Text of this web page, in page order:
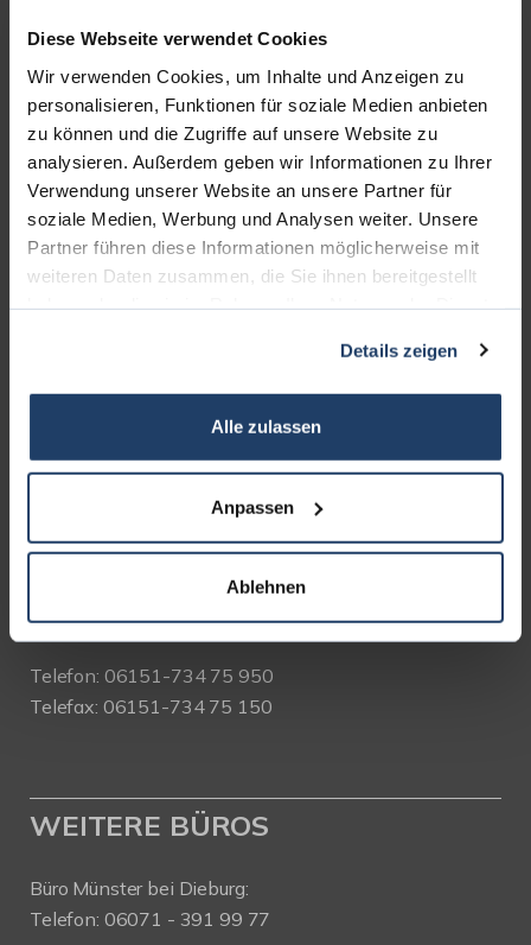
Diese Webseite verwendet Cookies
Wir verwenden Cookies, um Inhalte und Anzeigen zu
personalisieren, Funktionen für soziale Medien anbieten
zu können und die Zugriffe auf unsere Website zu
analysieren. Außerdem geben wir Informationen zu Ihrer
Verwendung unserer Website an unsere Partner für
soziale Medien, Werbung und Analysen weiter. Unsere
Partner führen diese Informationen möglicherweise mit
weiteren Daten zusammen, die Sie ihnen bereitgestellt
Details zeigen
Alle zulassen
Anpassen
Ablehnen
AUSZEICHNUNGEN
terrakon Immobilienberatung
Bad Nauheimer Straße 4
Bürozeiten:
Mo. - Fr. 9.00 - 18.00 Uhr
Sa. + So. nach Vereinbarung
Telefon: 06151-734 75 950
Telefax: 06151-734 75 150
WEITERE BÜROS
Büro Münster bei Dieburg:
Telefon: 06071 - 391 99 77